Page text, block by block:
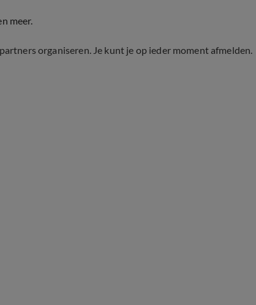
meer.
organiseren. Je kunt je op ieder moment afmelden.